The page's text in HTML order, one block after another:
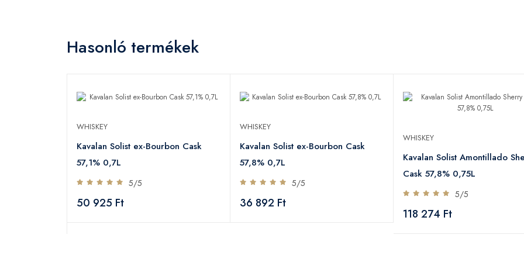
Hasonló termékek
WHISKEY
Kavalan Solist ex-Bourbon Cask
57,1% 0,7L
5/5
50 925 Ft
WHISKEY
Kavalan Solist ex-Bourbon Cask
57,8% 0,7L
5/5
36 892 Ft
WHISKEY
Kavalan Solist Amontillado
Cask 57,8% 0,75L
5/5
118 274 Ft